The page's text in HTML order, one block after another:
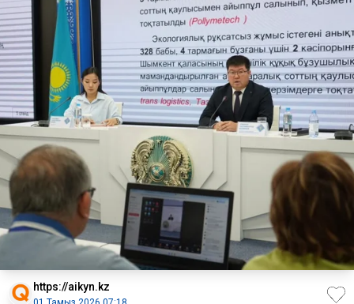
https://aikyn.kz